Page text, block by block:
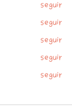
Seguir
Seguir
Seguir
Seguir
Seguir